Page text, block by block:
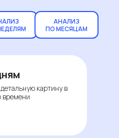
АНАЛИЗ
ПО МЕСЯЦАМ
картину в
времени